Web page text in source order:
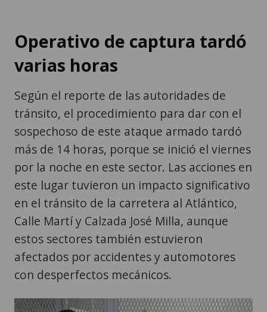
Operativo de captura tardó
varias horas
Según el reporte de las autoridades de
tránsito, el procedimiento para dar con el
sospechoso de este ataque armado tardó
más de 14 horas, porque se inició el viernes
por la noche en este sector. Las acciones en
este lugar tuvieron un impacto significativo
en el tránsito de la carretera al Atlántico,
Calle Martí y Calzada José Milla, aunque
estos sectores también estuvieron
afectados por accidentes y automotores
con desperfectos mecánicos.